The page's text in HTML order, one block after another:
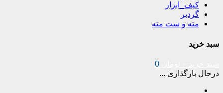
کیف_ابزار
گردبر
مته و ست مته
سبد خرید
0
درحال بارگذاری ...